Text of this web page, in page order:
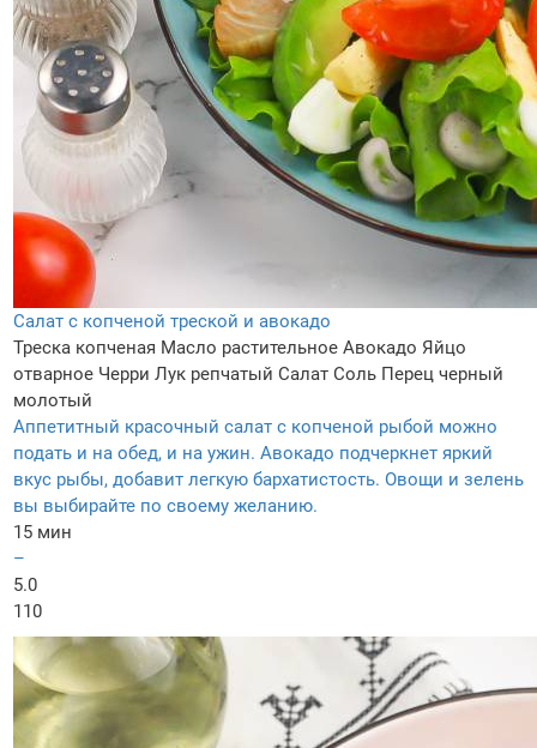
Салат с копченой треской и авокадо
Треска копченая Масло растительное Авокадо Яйцо
отварное Черри Лук репчатый Салат Соль Перец черный
молотый
Аппетитный красочный салат с копченой рыбой можно
подать и на обед, и на ужин. Авокадо подчеркнет яркий
вкус рыбы, добавит легкую бархатистость. Овощи и зелень
вы выбирайте по своему желанию.
15 мин
–
5.0
110